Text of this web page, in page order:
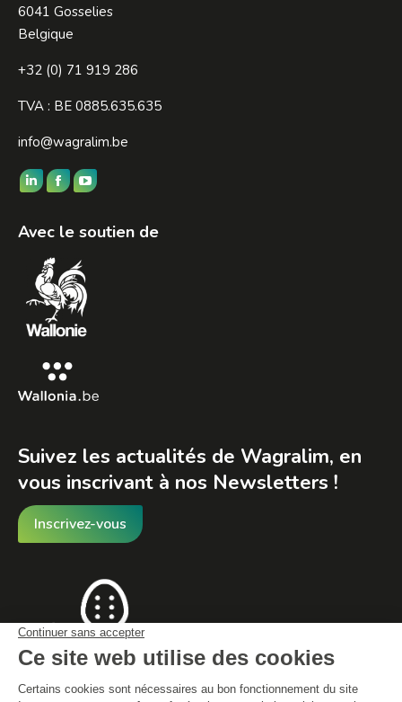
6041 Gosselies
Belgique
+32 (0) 71 919 286
TVA : BE 0885.635.635
info@wagralim.be
Trouvez nous sur :
Facebook
opens
new
window
YouTube
opens
new
window
LinkedIn
opens
new
window
Avec le soutien de
Suivez les actualités de Wagralim, en
vous inscrivant à nos Newsletters !
Inscrivez-vous